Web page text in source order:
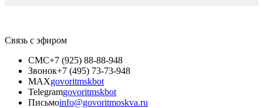
Связь с эфиром
СМС+7 (925) 88-88-948
Звонок+7 (495) 73-73-948
MAXgovoritmskbot
Telegramgovoritmskbot
Письмоinfo@govoritmoskva.ru